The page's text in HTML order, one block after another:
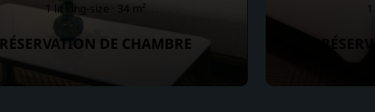
1 lit king-size · 34 m²
RÉSERVATION DE CHAMBRE